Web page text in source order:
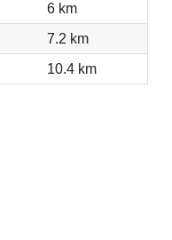
6 km
7.2 km
10.4 km